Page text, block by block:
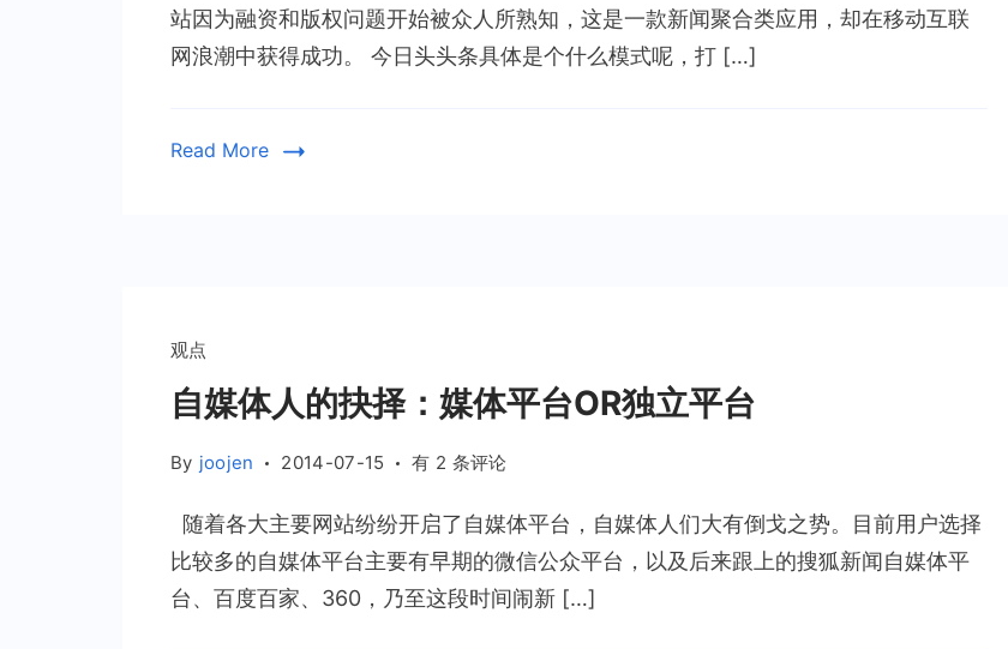
日
头
条
站因为融资和版权问题开始被众人所熟知，这是一款新闻聚合类应用，却在移动互联
网浪潮中获得成功。 今日头头条具体是个什么模式呢，打 […]
Read More
观点
自媒体人的抉择：媒体平台OR独立平台
By joojen 2014-07-15
自
体
人
的
有 2 条评论
随着各大主要网站纷纷开启了自媒体平台，自媒体人们大有倒戈之势。目前用户选择
比较多的自媒体平台主要有早期的微信公众平台，以及后来跟上的搜狐新闻自媒体平
台、百度百家、360，乃至这段时间闹新 […]